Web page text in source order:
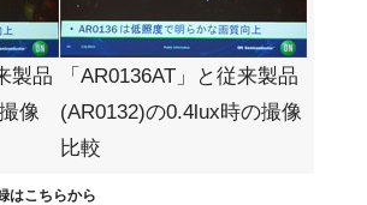
製品
像
「AR0136AT」と従来製品
(AR0132)の0.4lux時の撮像
比較
はこちらから